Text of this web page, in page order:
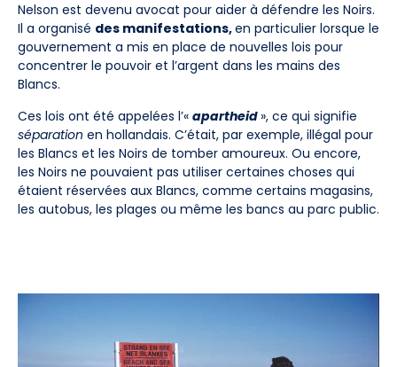
Nelson est devenu avocat pour aider à défendre les Noirs.
Il a organisé des manifestations,en particulier lorsque le
gouvernement a mis en place de nouvelles lois pour
concentrer le pouvoir et l’argent dans les mains des
Blancs.
Ces lois ont été appelées l’« apartheid », ce qui signifie
séparation en hollandais. C’était, par exemple, illégal pour
les Blancs et les Noirs de tomber amoureux. Ou encore,
les Noirs ne pouvaient pas utiliser certaines choses qui
étaient réservées aux Blancs, comme certains magasins,
les autobus, les plages ou même les bancs au parc public.